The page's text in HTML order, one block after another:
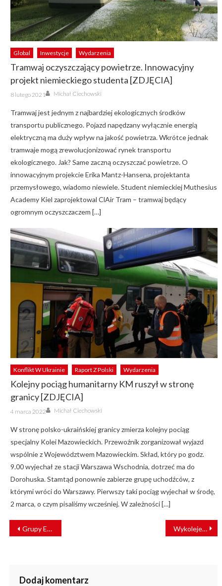
Global Inwestycje Wydarzenia
Tramwaj oczyszczający powietrze. Innowacyjny
projekt niemieckiego studenta [ZDJĘCIA]
Posted
on
8 lutego 2021 Author
Michał Ciechowski
Tramwaj jest jednym z najbardziej ekologicznych środków
transportu publicznego. Pojazd napędzany wyłącznie energią
elektryczną ma duży wpływ na jakość powietrza. Wkrótce jednak
tramwaje mogą zrewolucjonizować rynek transportu
ekologicznego. Jak? Same zaczną oczyszczać powietrze. O
innowacyjnym projekcie Erika Mantz-Hansena, projektanta
przemysłowego, wiadomo niewiele. Student niemieckiej Muthesius
Academy Kiel zaprojektowal ClAir Tram – tramwaj będący
ogromnym oczyszczaczem […]
Konflikt W Ukrainie Raport Z Polski Wydarzenia
Kolejny pociąg humanitarny KM ruszył w stronę
granicy [ZDJĘCIA]
Posted
on
4 marca 2022 Author
Michał Ciechowski
W stronę polsko-ukraińskiej granicy zmierza kolejny pociąg
specjalny Kolei Mazowieckich. Przewoźnik zorganizował wyjazd
wspólnie z Województwem Mazowieckim. Skład, który po godz.
9.00 wyjechał ze stacji Warszawa Wschodnia, dotrzeć ma do
Dorohuska. Stamtąd ponownie zabierze grupę uchodźców, z
którymi wróci do Warszawy. Pierwszy taki pociąg wyjechał w środę,
2 marca, o czym pisaliśmy wcześniej. W zależności […]
NAWIGACJA
WPISU
Grupy ENEA zakontraktowała transport węgla Wykolejenie pociągu w zajezdni w Newcastle [FILM]
Dodaj komentarz